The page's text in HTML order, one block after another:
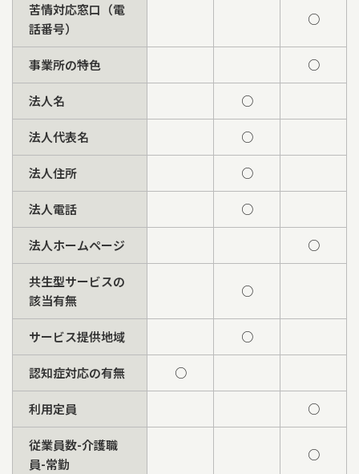
苦情対応窓口（電
話番号）
○
事業所の特色 ○
法人名 ○
法人代表名 ○
法人住所 ○
法人電話 ○
法人ホームページ ○
共生型サービスの
該当有無
○
サービス提供地域 ○
認知症対応の有無 ○
利用定員 ○
従業員数-介護職
員-常勤
○